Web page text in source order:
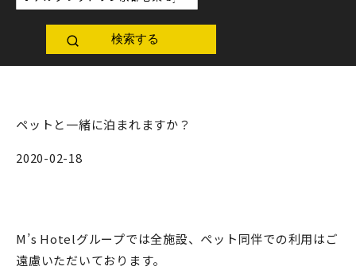
検索する
ペットと一緒に泊まれますか？
2020-02-18
M’s Hotelグループでは全施設、ペット同伴での利用はご
遠慮いただいております。